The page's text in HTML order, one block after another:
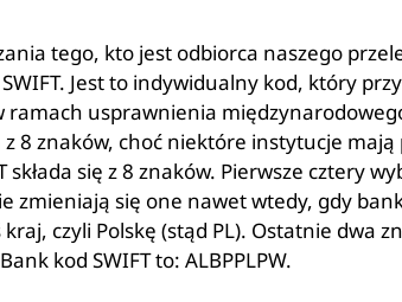
tego, kto jest odbiorca naszego
Jest to indywidualny kod, który
ramach usprawnienia
z 8 znaków, choć niektóre instytucje
składa się z 8 znaków. Pierwsze cztery
zmieniają się one nawet wtedy, gdy
kraj, czyli Polskę (stąd PL). Ostatnie dwa
kod SWIFT to: ALBPPLPW.